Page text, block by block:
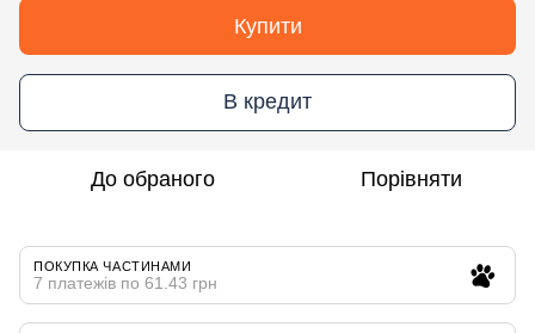
Купити
В кредит
До обраного Порівняти
ПОКУПКА ЧАСТИНАМИ
7 платежів по 61.43 грн